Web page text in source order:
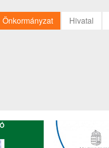
Önkormányzat
Hivatal